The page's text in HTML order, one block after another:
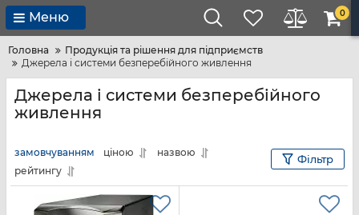
Меню 0
Головна
Продукція та рішення для підприємств
Джерела і системи безперебійного живлення
Джерела і системи безперебійного
живлення
замовчуванням ціною
назвою
рейтингу
Фільтр